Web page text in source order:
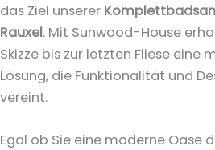
das Ziel unserer
Rauxel. Mit Sunwood-House
Skizze bis zur letzten Fliese eine
Lösung, die Funktionalität und
vereint.
Egal ob Sie eine moderne Oase